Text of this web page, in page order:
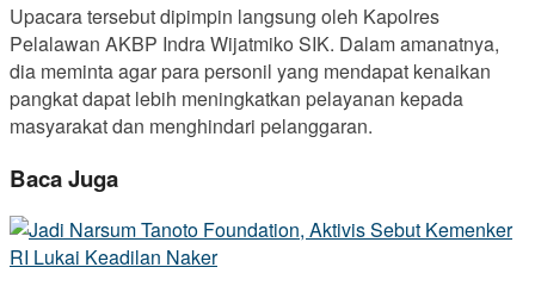
Upacara tersebut dipimpin langsung oleh Kapolres
Pelalawan AKBP Indra Wijatmiko SIK. Dalam amanatnya,
dia meminta agar para personil yang mendapat kenaikan
pangkat dapat lebih meningkatkan pelayanan kepada
masyarakat dan menghindari pelanggaran.
Baca Juga